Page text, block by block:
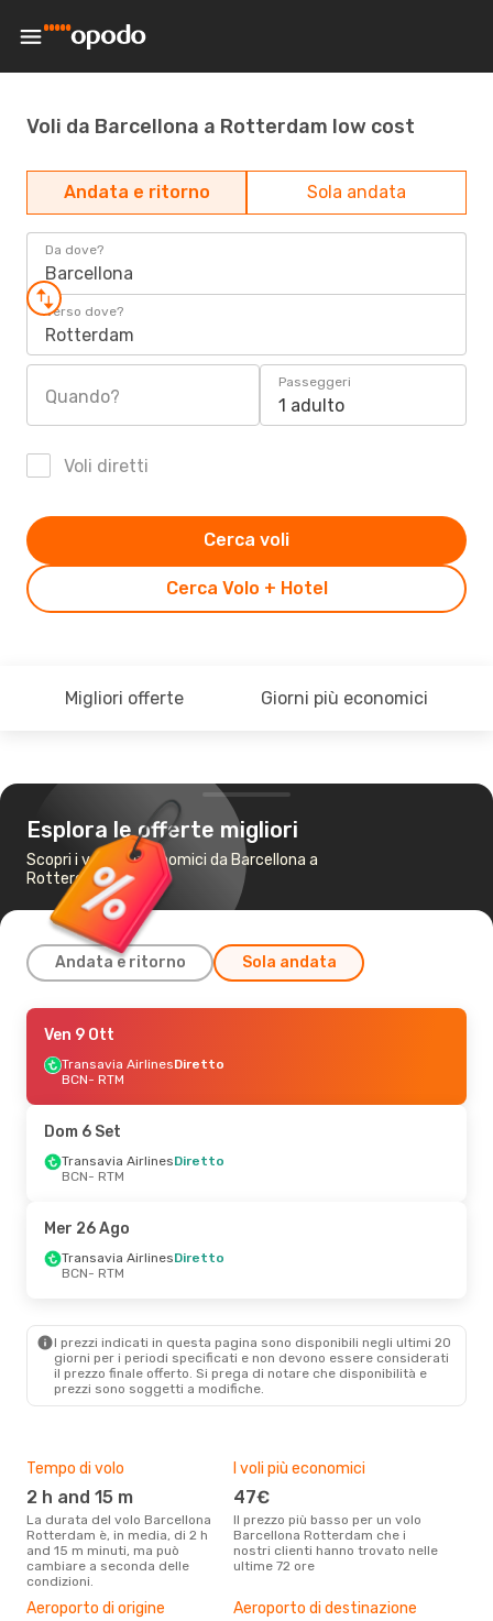
Voli da Barcellona a Rotterdam low cost
Andata e ritorno Sola andata
Da dove?
Barcellona
Verso dove?
Rotterdam
Quando?
Passeggeri
1 adulto
Voli diretti
Cerca Volo + Hotel
Cerca voli
Migliori offerte Giorni più economici
Esplora le offerte migliori
Scopri i voli più economici da Barcellona a
Rotterdam
Andata e ritorno Sola andata
Ven 18 Set
Transavia AirlinesDiretto
BCN- RTM
RTM- BCN
Ven 4 Set- Dom 6 Set
Transavia Airlines
RTM- BCN
- RTM
Vueling Diretto
RTM- BCN
BCN- RTM
Transavia Airlines
RTM- BCN
Ven 9 Ott
Transavia AirlinesDiretto
BCN- RTM
Dom 6 Set
Transavia AirlinesDiretto
BCN- RTM
Mer 26 Ago
Transavia AirlinesDiretto
BCN- RTM
I prezzi indicati in questa pagina sono disponibili negli ultimi 20
giorni per i periodi specificati e non devono essere considerati
il ​​prezzo finale offerto. Si prega di notare che disponibilità e
prezzi sono soggetti a modifiche.
Tempo di volo
2 h and 15 m
La durata del volo Barcellona
Rotterdam è, in media, di 2 h
and 15 m minuti, ma può
cambiare a seconda delle
condizioni.
I voli più economici
47€
Il prezzo più basso per un volo
Barcellona Rotterdam che i
nostri clienti hanno trovato nelle
ultime 72 ore
Aeroporto di origine Aeroporto di destinazione